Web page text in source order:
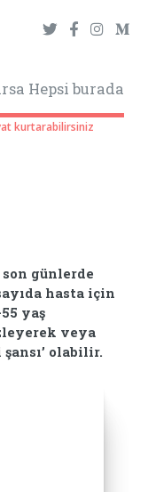
Hepsi burada
kurtarabilirsiniz
son günlerde
hasta için
yaş
veya
olabilir.